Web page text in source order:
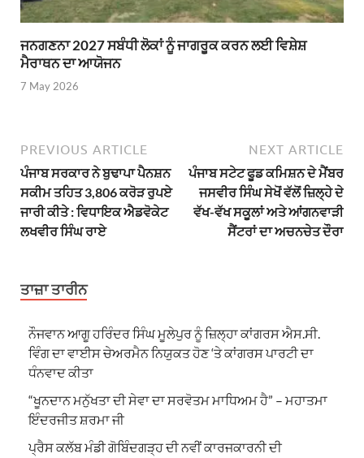
ਜਨਗਣਨਾ 2027 ਸਬੰਧੀ ਲੋਕਾਂ ਨੂੰ ਜਾਗਰੂਕ ਕਰਨ ਲਈ ਵਿਸ਼ੇਸ਼
ਮੈਰਾਥਨ ਦਾ ਆਯੋਜਨ
7 May 2026
PREVIOUS ARTICLE
ਪੰਜਾਬ ਸਰਕਾਰ ਨੇ ਬੁਢਾਪਾ ਪੈਨਸ਼ਨ
ਸਕੀਮ ਤਹਿਤ 3,806 ਕਰੋੜ ਰੁਪਏ
ਜਾਰੀ ਕੀਤੇ : ਵਿਧਾਇਕ ਐਡਵੋਕੇਟ
ਲਖਵੀਰ ਸਿੰਘ ਰਾਏ
NEXT ARTICLE
ਪੰਜਾਬ ਸਟੇਟ ਫੂਡ ਕਮਿਸ਼ਨ ਦੇ ਮੈਂਬਰ
ਜਸਵੀਰ ਸਿੰਘ ਸੇਖੋਂ ਵੱਲੋਂ ਜ਼ਿਲ੍ਹੇ ਦੇ
ਵੱਖ-ਵੱਖ ਸਕੂਲਾਂ ਅਤੇ ਆਂਗਨਵਾੜੀ
ਸੈਂਟਰਾਂ ਦਾ ਅਚਨਚੇਤ ਦੌਰਾ
ਤਾਜ਼ਾ ਤਾਰੀਨ
ਨੌਜਵਾਨ ਆਗੂ ਹਰਿੰਦਰ ਸਿੰਘ ਮੂਲੇਪੁਰ ਨੂੰ ਜ਼ਿਲ੍ਹਾ ਕਾਂਗਰਸ ਐਸ.ਸੀ.
ਵਿੰਗ ਦਾ ਵਾਈਸ ਚੇਅਰਮੈਨ ਨਿਯੁਕਤ ਹੋਣ ‘ਤੇ ਕਾਂਗਰਸ ਪਾਰਟੀ ਦਾ
ਧੰਨਵਾਦ ਕੀਤਾ
“ਖੂਨਦਾਨ ਮਨੁੱਖਤਾ ਦੀ ਸੇਵਾ ਦਾ ਸਰਵੋਤਮ ਮਾਧਿਅਮ ਹੈ” – ਮਹਾਤਮਾ
ਇੰਦਰਜੀਤ ਸ਼ਰਮਾ ਜੀ
ਪ੍ਰੈਸ ਕਲੱਬ ਮੰਡੀ ਗੋਬਿੰਦਗੜ੍ਹ ਦੀ ਨਵੀਂ ਕਾਰਜਕਾਰਨੀ ਦੀ